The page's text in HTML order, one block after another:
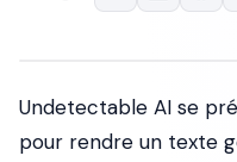
Undetectable AI se
pour rendre un texte